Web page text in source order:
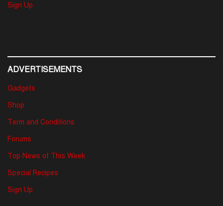
Sign Up
ADVERTISEMENTS
Gadgets
Shop
Term and Conditions
Forums
Top News of This Week
Special Recipes
Sign Up